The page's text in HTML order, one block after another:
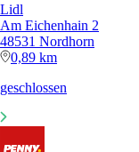
Lidl
Am Eichenhain 2
48531 Nordhorn
0,89 km
geschlossen